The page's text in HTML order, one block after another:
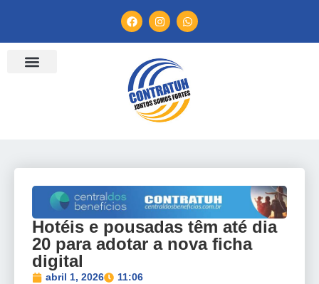
Hotéis e pousadas têm até dia
20 para adotar a nova ficha
digital
abril 1, 2026 11:06